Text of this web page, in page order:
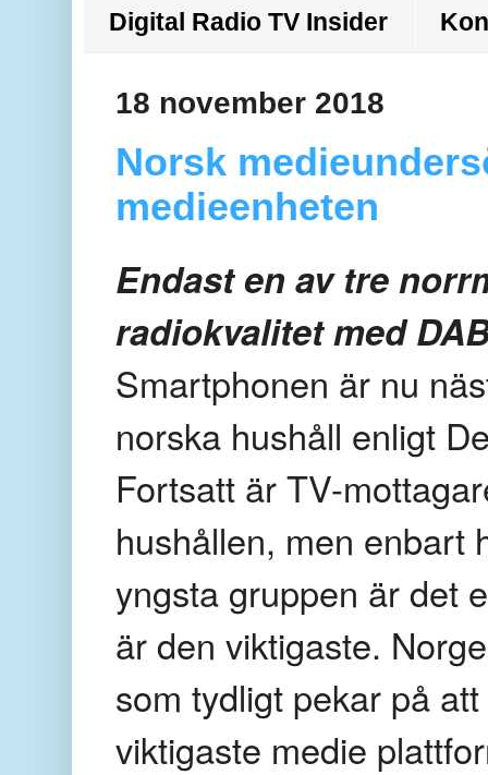
Digital Radio TV Insider
18 november 2018
Norsk
medieenheten
Endast en av tre
radiokvalitet med
Smartphonen är nu
norska hushåll enligt
Fortsatt är TV-
hushållen, men enbart
yngsta gruppen är det
är den viktigaste.
som tydligt pekar på
viktigaste medie